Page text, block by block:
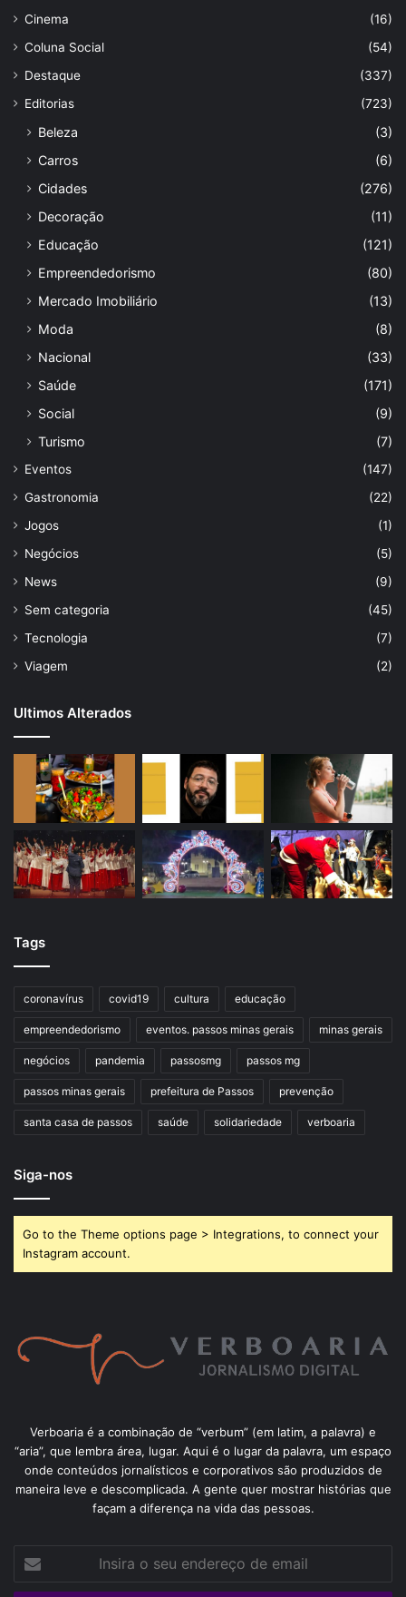
Cinema
(16)
Coluna Social
(54)
Destaque
(337)
Editorias
(723)
Beleza
(3)
Carros
(6)
Cidades
(276)
Decoração
(11)
Educação
(121)
Empreendedorismo
(80)
Mercado Imobiliário
(13)
Moda
(8)
Nacional
(33)
Saúde
(171)
Social
(9)
Turismo
(7)
Eventos
(147)
Gastronomia
(22)
Jogos
(1)
Negócios
(5)
News
(9)
Sem categoria
(45)
Tecnologia
(7)
Viagem
(2)
Ultimos Alterados
Tags
coronavírus covid19 cultura educação
empreendedorismo eventos. passos minas gerais minas gerais
negócios pandemia passosmg passos mg
passos minas gerais prefeitura de Passos prevenção
santa casa de passos saúde solidariedade verboaria
Siga-nos
Go to the Theme options page > Integrations, to connect your
Instagram account.
Verboaria é a combinação de “verbum” (em latim, a palavra) e
“aria”, que lembra área, lugar. Aqui é o lugar da palavra, um espaço
onde conteúdos jornalísticos e corporativos são produzidos de
maneira leve e descomplicada. A gente quer mostrar histórias que
façam a diferença na vida das pessoas.
seu